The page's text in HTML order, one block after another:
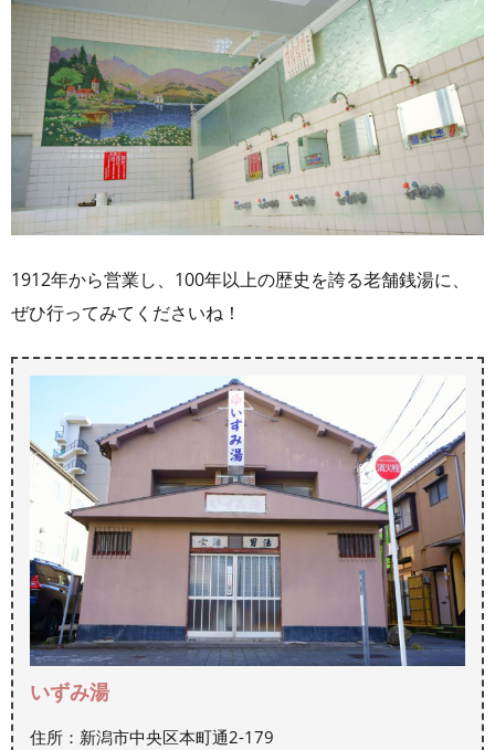
1912年から営業し、100年以上の歴史を誇る老舗銭湯に、
ぜひ行ってみてくださいね！
いずみ湯
住所：新潟市中央区本町通2-179